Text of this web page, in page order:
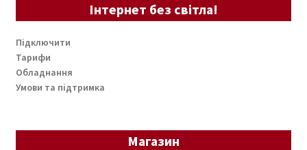
Інтернет без світла!
Підключити
Тарифи
Обладнання
Умови та підтримка
Магазин